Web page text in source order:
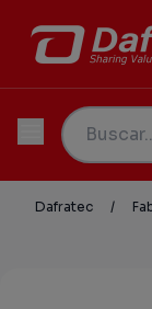
Dafratec /